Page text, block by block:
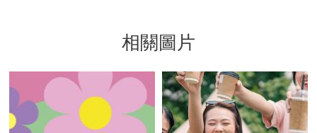
相關圖片